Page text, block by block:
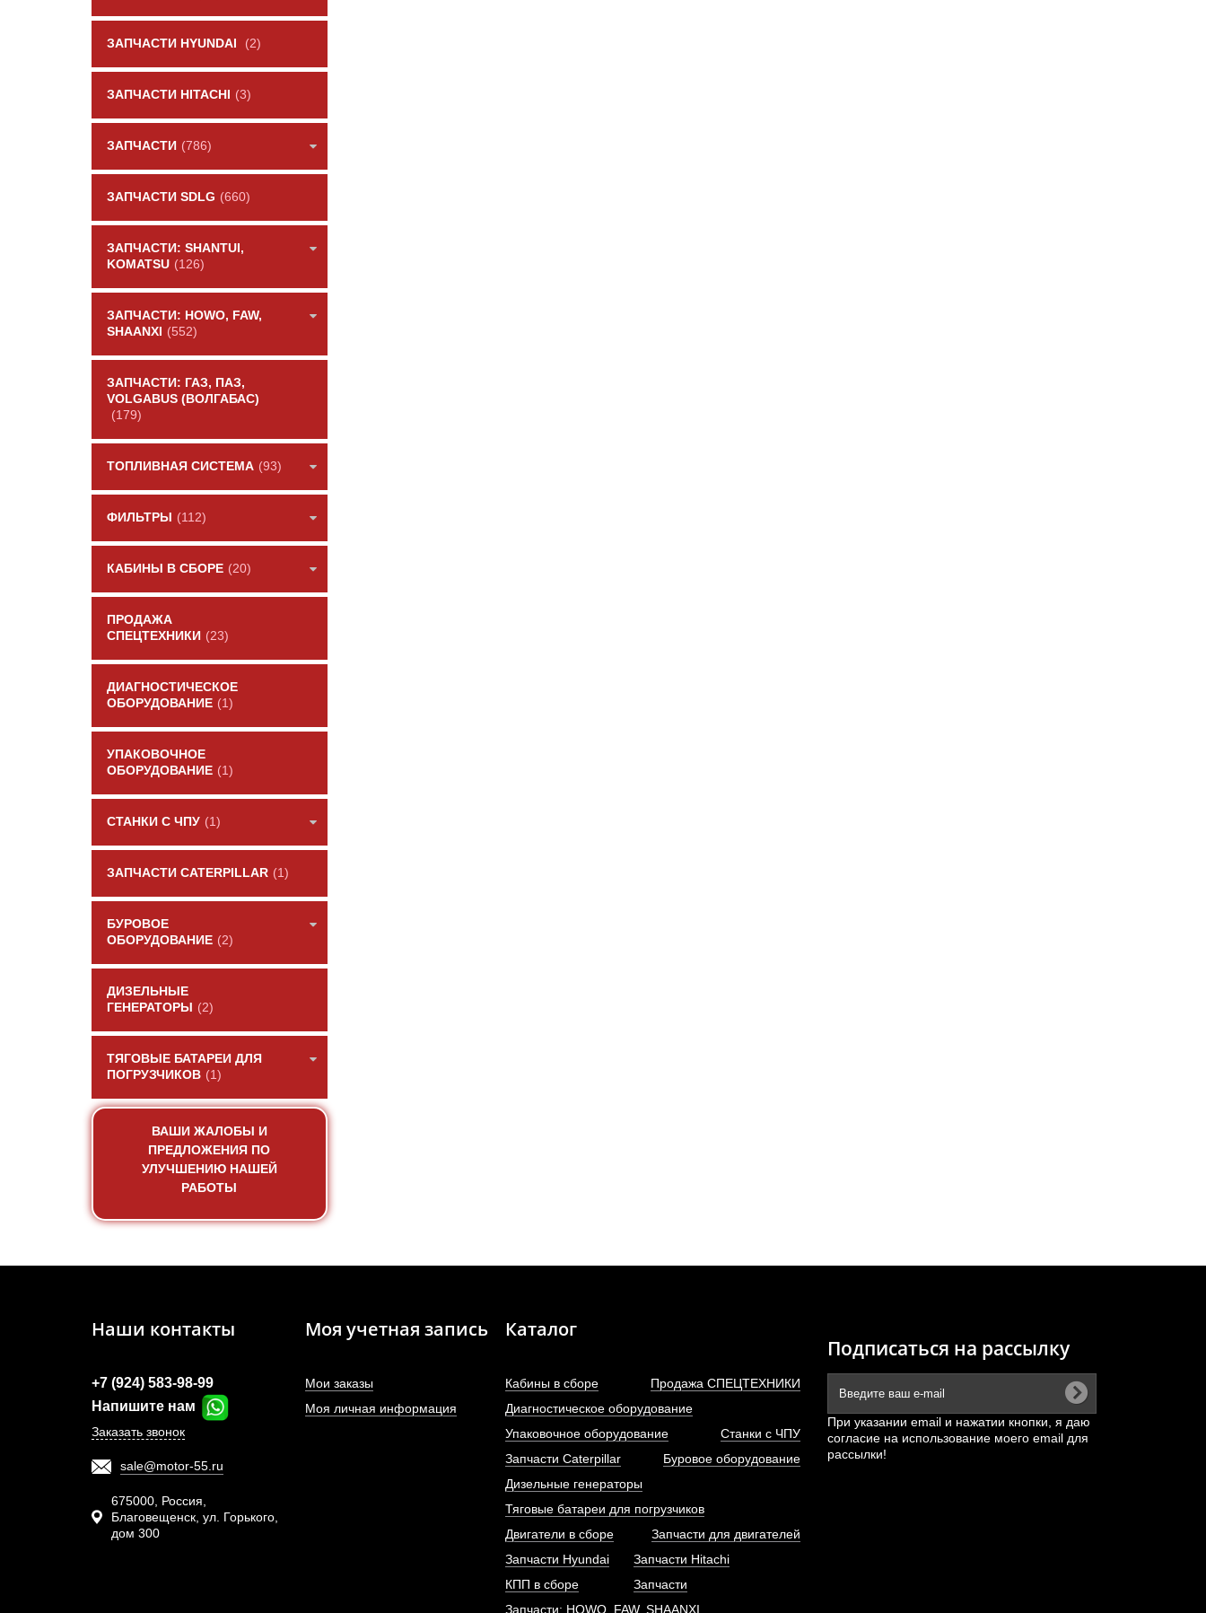
ЗАПЧАСТИ HYUNDAI (2)
ЗАПЧАСТИ HITACHI (3)
ЗАПЧАСТИ (786)
ЗАПЧАСТИ SDLG (660)
ЗАПЧАСТИ: SHANTUI,
KOMATSU (126)
ЗАПЧАСТИ: HOWO, FAW,
SHAANXI
(552)
ЗАПЧАСТИ: ГАЗ, ПАЗ,
VOLGABUS (ВОЛГАБАС)
(179)
ТОПЛИВНАЯ СИСТЕМА (93)
ФИЛЬТРЫ (112)
КАБИНЫ В СБОРЕ (20)
ПРОДАЖА
СПЕЦТЕХНИКИ (23)
ДИАГНОСТИЧЕСКОЕ
ОБОРУДОВАНИЕ (1)
УПАКОВОЧНОЕ
ОБОРУДОВАНИЕ (1)
СТАНКИ С ЧПУ (1)
ЗАПЧАСТИ CATERPILLAR (1)
БУРОВОЕ
ОБОРУДОВАНИЕ (2)
ДИЗЕЛЬНЫЕ
ГЕНЕРАТОРЫ
(2)
ТЯГОВЫЕ БАТАРЕИ ДЛЯ
ПОГРУЗЧИКОВ (1)
ВАШИ ЖАЛОБЫ И
ПРЕДЛОЖЕНИЯ ПО
УЛУЧШЕНИЮ НАШЕЙ
РАБОТЫ
Наши контакты
+7 (924) 583-98-99
Напишите нам
Заказать звонок
sale@motor-55.ru
675000, Россия,
Благовещенск, ул. Горького,
дом 300
Моя учетная запись
Мои заказы
Моя личная информация
Каталог
Двигатели в сборе Запчасти для двигателей
КПП в сборе
Запчасти Hyundai
Запчасти Hitachi
Запчасти
Запчасти: HOWO, FAW, SHAANXI
Кабины в сборе
Продажа СПЕЦТЕХНИКИ
Диагностическое оборудование
Упаковочное оборудование
Станки с ЧПУ
Запчасти Caterpillar
Буровое оборудование
Дизельные генераторы
Тяговые батареи для погрузчиков
Подписаться на рассылку
При указании email и нажатии кнопки, я даю
согласие на использование моего email для
рассылки!